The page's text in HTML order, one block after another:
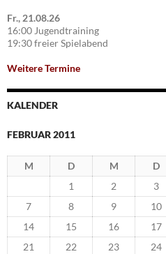
Fr., 21.08.26
16:00 Jugendtraining
19:30 freier Spielabend
Weitere Termine
KALENDER
FEBRUAR 2011
M D M D
1
2 3
7
8 9 10
14
15 16 17
21
22 23 24